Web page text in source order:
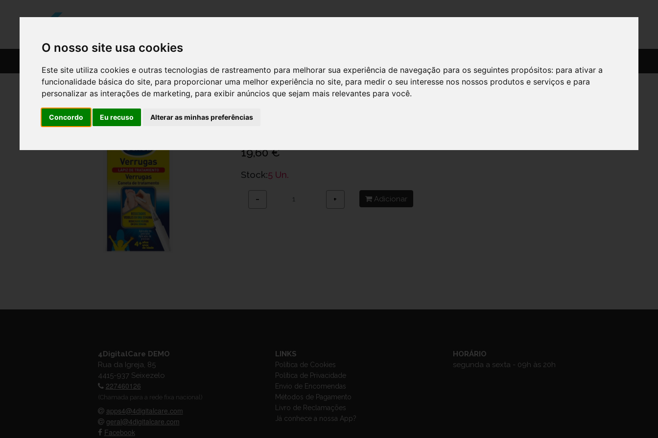
O nosso site usa cookies
Este site utiliza cookies e outras tecnologias de rastreamento para melhorar sua experiência de navegação para os seguintes propósitos: para ativar a
funcionalidade básica do site, para proporcionar uma melhor experiência no site, para medir o seu interesse nos nossos produtos e serviços e para
personalizar as interações de marketing, para exibir anúncios que sejam mais relevantes para você.
Concordo Eu recuso Alterar as minhas preferências
Scholl Verrugas Caneta Tratamento 1,5G
Ref.: 6363853
19,60 €
Stock:5 Un.
− + Adicionar
4DigitalCare DEMO
Rua da Igreja, 85
4415-937 Seixezelo
227460126
(Chamada para a rede fixa nacional)
apps4@4digitalcare.com
geral@4digitalcare.com
Facebook
LINKS
Política de Cookies
Política de Privacidade
Envio de Encomendas
Métodos de Pagamento
Livro de Reclamações
Já conhece a nossa App?
HORÁRIO
segunda a sexta - 09h às 20h